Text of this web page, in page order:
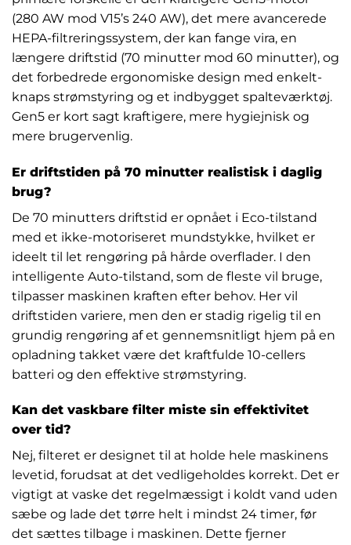
(280 AW mod V15’s 240 AW), det mere avancerede
HEPA-filtreringssystem, der kan fange vira, en
længere driftstid (70 minutter mod 60 minutter), og
det forbedrede ergonomiske design med enkelt-
knaps strømstyring og et indbygget spalteværktøj.
Gen5 er kort sagt kraftigere, mere hygiejnisk og
mere brugervenlig.
Er driftstiden på 70 minutter realistisk i daglig
brug?
De 70 minutters driftstid er opnået i Eco-tilstand
med et ikke-motoriseret mundstykke, hvilket er
ideelt til let rengøring på hårde overflader. I den
intelligente Auto-tilstand, som de fleste vil bruge,
tilpasser maskinen kraften efter behov. Her vil
driftstiden variere, men den er stadig rigelig til en
grundig rengøring af et gennemsnitligt hjem på en
opladning takket være det kraftfulde 10-cellers
batteri og den effektive strømstyring.
Kan det vaskbare filter miste sin effektivitet
over tid?
Nej, filteret er designet til at holde hele maskinens
levetid, forudsat at det vedligeholdes korrekt. Det er
vigtigt at vaske det regelmæssigt i koldt vand uden
sæbe og lade det tørre helt i mindst 24 timer, før
det sættes tilbage i maskinen. Dette fjerner